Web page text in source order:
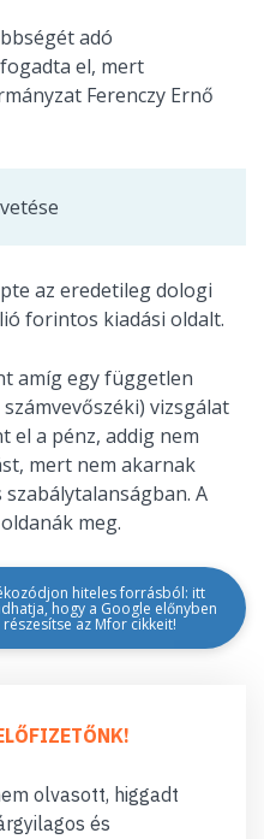
adó
el, mert
Ferenczy Ernő
az eredetileg dologi
forintos kiadási oldalt.
amíg egy független
vizsgálat
el a pénz, addig nem
mert nem akarnak
A
meg.
hiteles forrásból: itt
hogy a Google előnyben
részesítse az Mfor cikkeit!
olvasott, higgadt
és